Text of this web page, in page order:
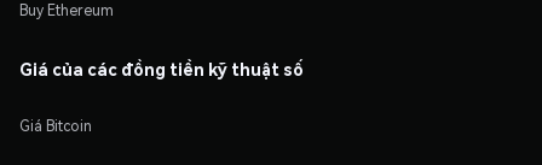
Buy Ethereum
Giá của các đồng tiền kỹ thuật số
Giá Bitcoin